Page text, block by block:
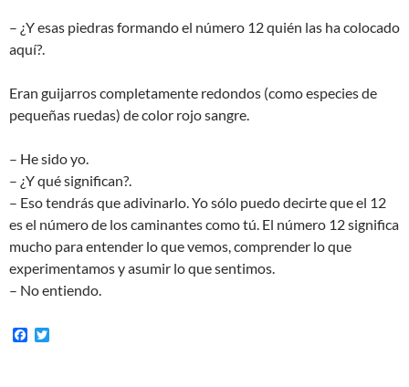
– ¿Y esas piedras formando el número 12 quién las ha colocado
aquí?.
Eran guijarros completamente redondos (como especies de
pequeñas ruedas) de color rojo sangre.
– He sido yo.
– ¿Y qué significan?.
– Eso tendrás que adivinarlo. Yo sólo puedo decirte que el 12
es el número de los caminantes como tú. El número 12 significa
mucho para entender lo que vemos, comprender lo que
experimentamos y asumir lo que sentimos.
– No entiendo.
F